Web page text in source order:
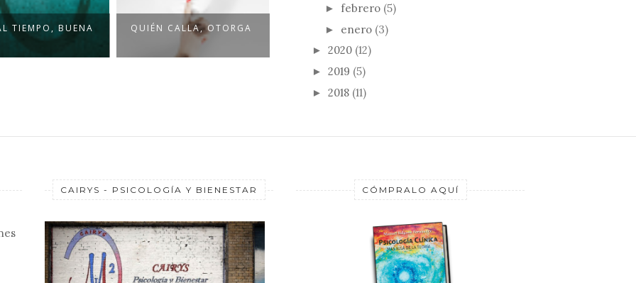
TIEMPO, BUENA QUIÉN CALLA, OTORGA ES DE BIEN NACIDO...
► febrero (5)
► enero (3)
► 2020 (12)
► 2019 (5)
► 2018 (11)
CAIRYS - PSICOLOGÍA Y BIENESTAR CÓMPRALO AQUÍ